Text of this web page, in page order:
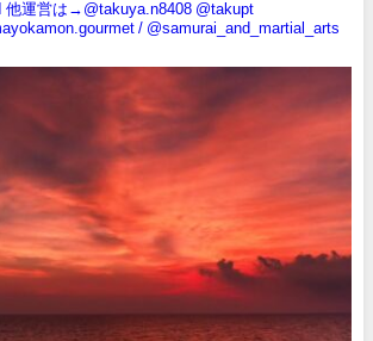
他運営は→@takuya.n8408 @takupt
/ @samurai_and_martial_arts